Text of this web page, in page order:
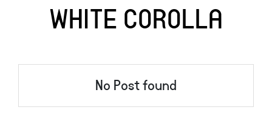
WHITE COROLLA
No Post found